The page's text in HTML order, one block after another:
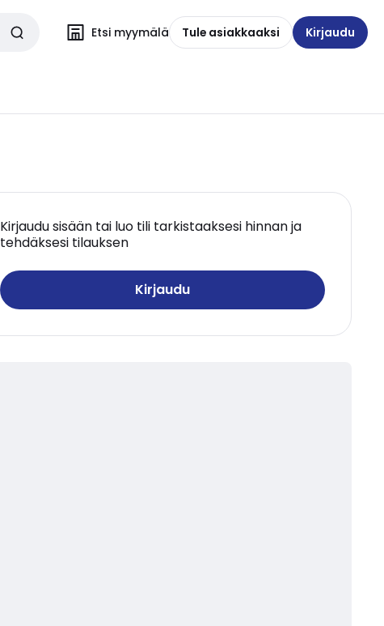
Etsi myymälä Tule asiakkaaksi Kirjaudu
Kirjaudu sisään tai luo tili tarkistaaksesi hinnan ja
tehdäksesi tilauksen
Kirjaudu